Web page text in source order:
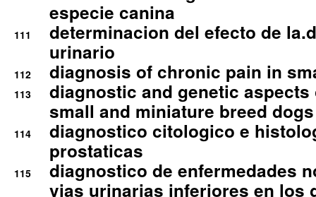
especie canina
111
determinacion del efecto de
urinario
112 diagnosis of chronic pain in
113
diagnostic and genetic
small and miniature breed
114
diagnostico citologico e
prostaticas
115
diagnostico de enfermedades
vias urinarias inferiores en los